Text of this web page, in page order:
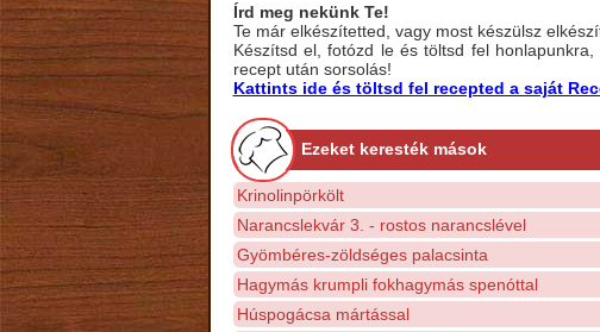
Írd meg nekünk Te!
Te már elkészítetted, vagy most készülsz
Készítsd el, fotózd le és töltsd fel
recept után sorsolás!
Kattints ide és töltsd fel recepted a saját
Ezeket keresték mások
Krinolinpörkölt
Narancslekvár 3. - rostos narancslével
Gyömbéres-zöldséges palacsinta
Hagymás krumpli fokhagymás spenóttal
Húspogácsa mártással